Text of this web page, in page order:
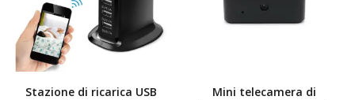
Stazione di ricarica USB
Mini telecamera di